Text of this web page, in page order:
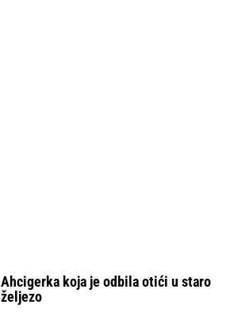
Ahcigerka koja je odbila otići u staro
željezo